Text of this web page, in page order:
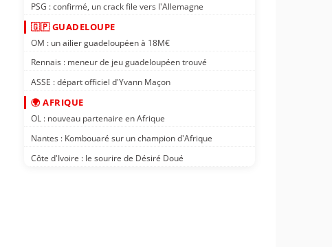
PSG : confirmé, un crack file vers l'Allemagne
🇬🇵 GUADELOUPE
OM : un ailier guadeloupéen à 18M€
Rennais : meneur de jeu guadeloupéen trouvé
ASSE : départ officiel d'Yvann Maçon
🌍 AFRIQUE
OL : nouveau partenaire en Afrique
Nantes : Kombouaré sur un champion d'Afrique
Côte d'Ivoire : le sourire de Désiré Doué